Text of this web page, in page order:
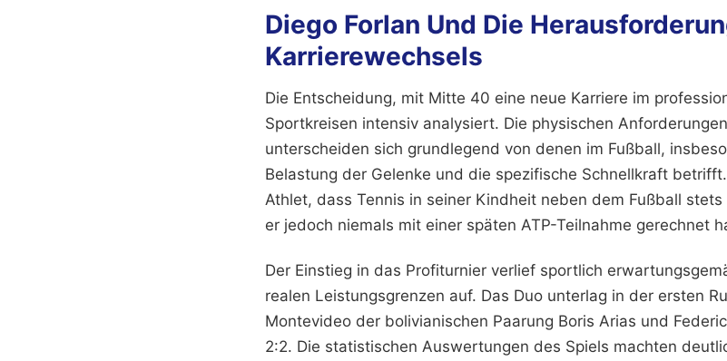
Diego Forlan Und Die
Karrierewechsels
Die Entscheidung, mit Mitte 40 eine neue Karriere im
Sportkreisen intensiv analysiert. Die physischen
unterscheiden sich grundlegend von denen im Fußball,
Belastung der Gelenke und die spezifische Schnellkraft
Athlet, dass Tennis in seiner Kindheit neben dem Fußball
er jedoch niemals mit einer späten ATP-Teilnahme gerechnet
Der Einstieg in das Profiturnier verlief sportlich
realen Leistungsgrenzen auf. Das Duo unterlag in der ersten
Montevideo der bolivianischen Paarung Boris Arias und
2:2. Die statistischen Auswertungen des Spiels machten